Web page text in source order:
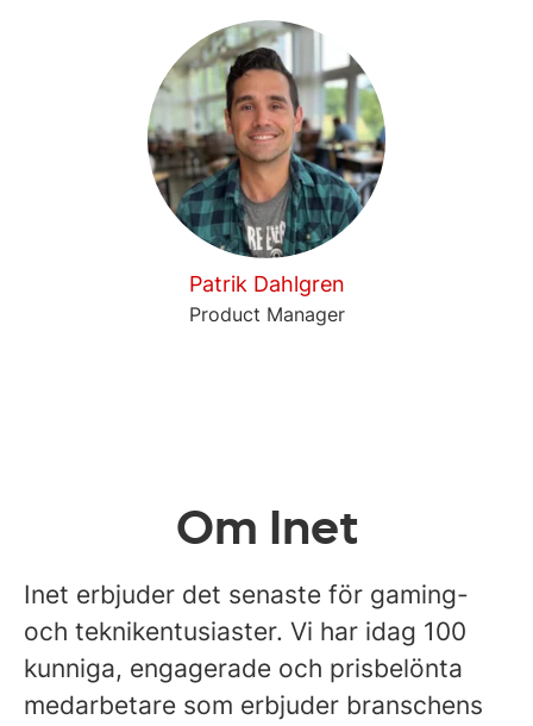
Patrik Dahlgren
Product Manager
Om Inet
Inet erbjuder det senaste för gaming-
och teknikentusiaster. Vi har idag 100
kunniga, engagerade och prisbelönta
medarbetare som erbjuder branschens